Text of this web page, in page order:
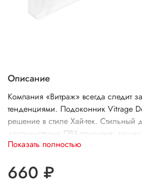
Описание
Компания «Витраж» всегда следит
тенденциями. Подоконник Vitrage
решение в стиле Хай-тек. Стильный
достоинствами ПВХ-покрытия:
локальных механических
веществ, остатков пищевых
Показать полностью
660 ₽